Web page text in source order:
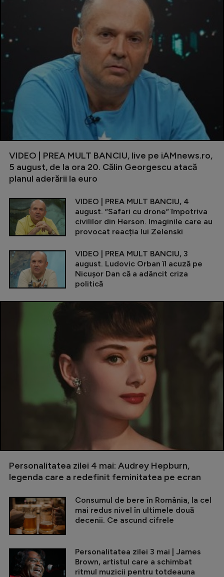
VIDEO | PREA MULT BANCIU, live pe iAMnews.ro,
5 august, de la ora 20. Călin Georgescu atacă
planul aderării la euro
VIDEO | PREA MULT BANCIU, 4
august. ”Safari cu drone” împotriva
civililor din Herson. Imaginile care au
provocat reacția lui Zelenski
VIDEO | PREA MULT BANCIU, 3
august. Ludovic Orban îl acuză pe
Nicușor Dan că a adâncit criza
politică
Personalitatea zilei 4 mai: Audrey Hepburn,
legenda care a redefinit feminitatea pe ecran
Consumul de bere în România, la cel
mai redus nivel în ultimele două
decenii. Ce ascund cifrele
Personalitatea zilei 3 mai | James
Brown, artistul care a schimbat
ritmul muzicii pentru totdeauna